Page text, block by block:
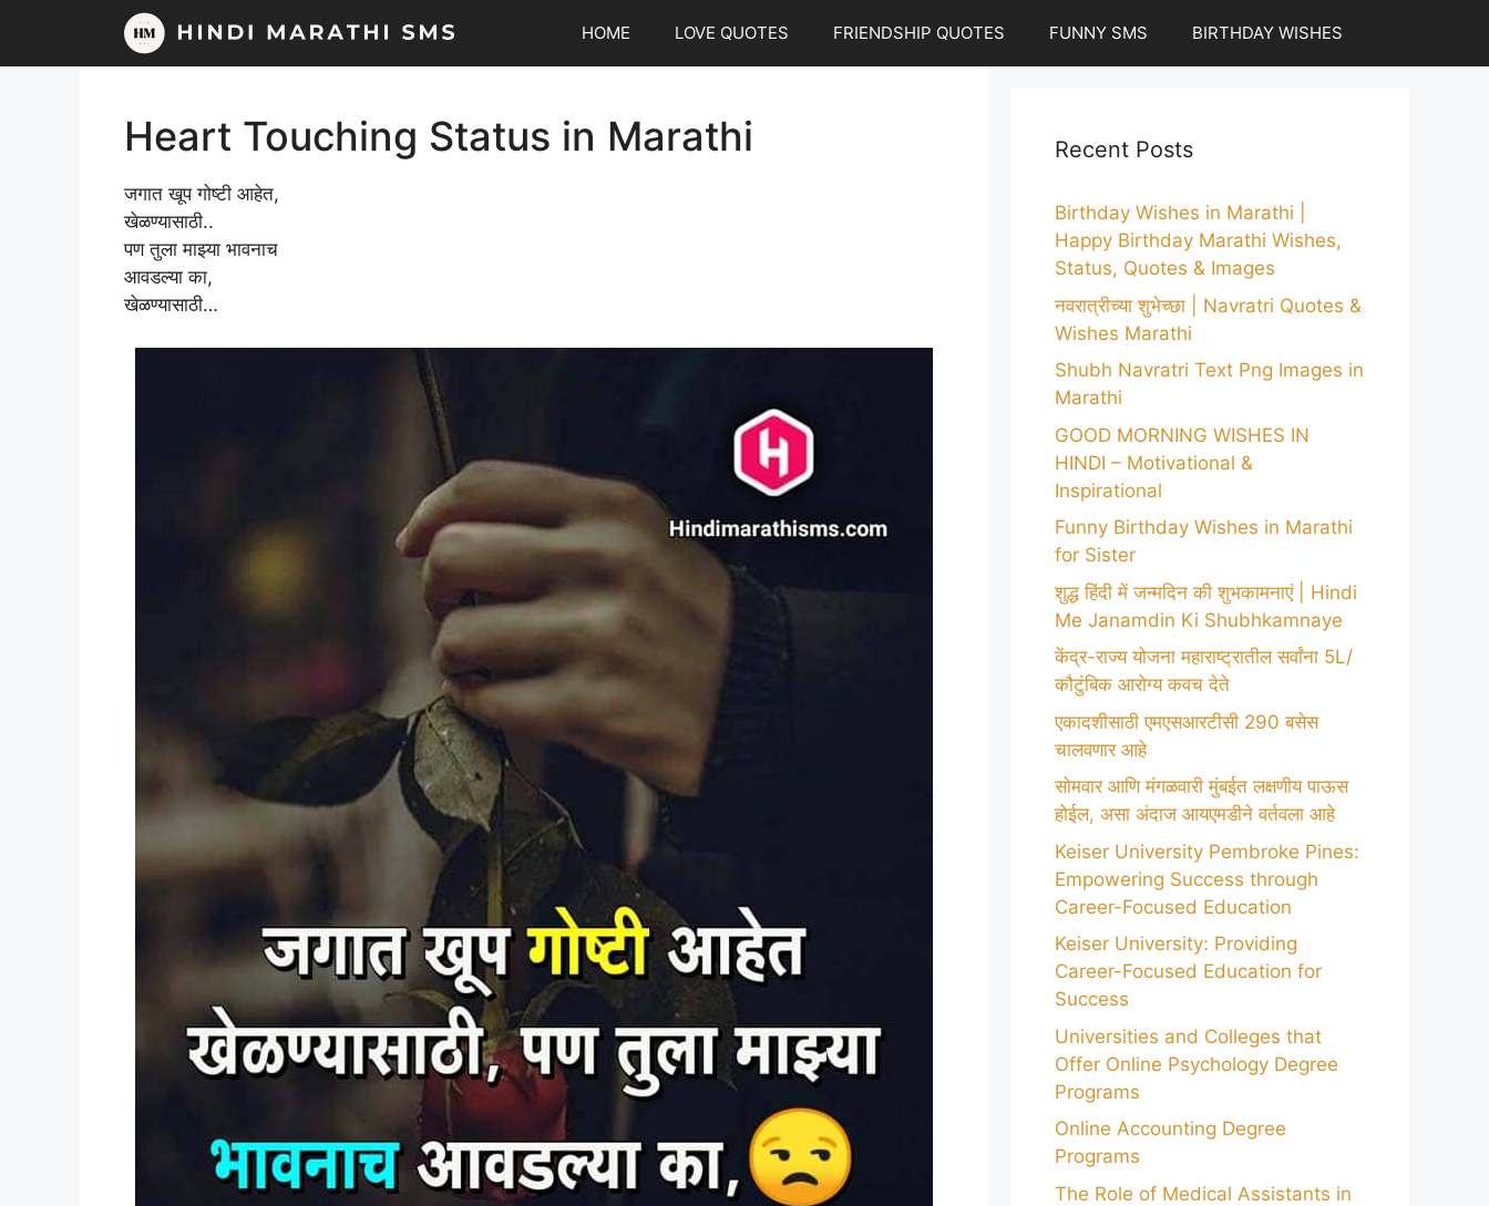
content
HOME LOVE QUOTES FRIENDSHIP QUOTES FUNNY SMS BIRTHDAY WISHES
Heart Touching Status in Marathi
जगात खूप गोष्टी आहेत,
खेळण्यासाठी..
पण तुला माझ्या भावनाच
आवडल्या का,
खेळण्यासाठी…
Recent Posts
Birthday Wishes in Marathi |
Happy Birthday Marathi Wishes,
Status, Quotes & Images
नवरात्रीच्या शुभेच्छा | Navratri Quotes &
Wishes Marathi
Shubh Navratri Text Png Images in
Marathi
GOOD MORNING WISHES IN
HINDI – Motivational &
Inspirational
Funny Birthday Wishes in Marathi
for Sister
शुद्ध हिंदी में जन्मदिन की शुभकामनाएं | Hindi
Me Janamdin Ki Shubhkamnaye
केंद्र-राज्य योजना महाराष्ट्रातील सर्वांना 5L/
कौटुंबिक आरोग्य कवच देते
एकादशीसाठी एमएसआरटीसी 290 बसेस
चालवणार आहे
सोमवार आणि मंगळवारी मुंबईत लक्षणीय पाऊस
होईल, असा अंदाज आयएमडीने वर्तवला आहे
Keiser University Pembroke Pines:
Empowering Success through
Career-Focused Education
Keiser University: Providing
Career-Focused Education for
Success
Universities and Colleges that
Offer Online Psychology Degree
Programs
Online Accounting Degree
Programs
The Role of Medical Assistants in